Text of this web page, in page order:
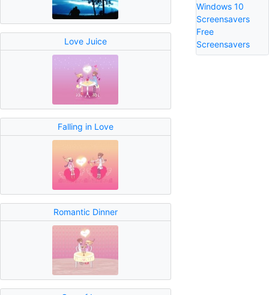
Love Juice
Falling in Love
Romantic Dinner
Windows 10
Screensavers
Free
Screensavers